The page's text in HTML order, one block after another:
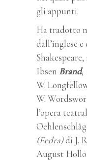
gli appunti.
Ha tradotto
dall’inglese
Ibsen Brand,
W.
W.
l’opera
(Fedra)di J.
August